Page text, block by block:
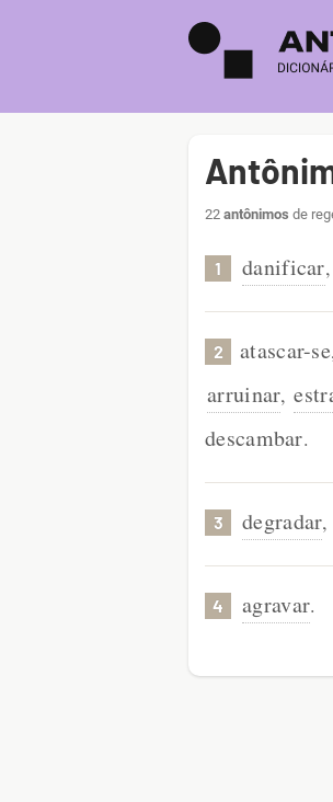
22 antônimos de
1 danificar,
2 atascar-se
arruinar,
descambar.
3 degradar,
4 agravar.